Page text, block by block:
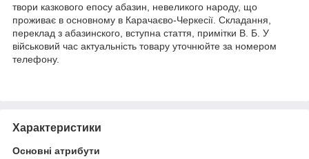
твори казкового епосу абазин, невеликого народу, що
проживає в основному в Карачаєво-Черкесії. Складання,
переклад з абазинского, вступна стаття, примітки В. Б. У
військовий час актуальність товару уточнюйте за номером
телефону.
Характеристики
Основні атрибути